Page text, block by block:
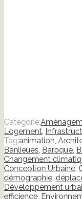
Catégorie:
Logement,
Tag:animation,
Banlieues, Baroque,
Changement
Conception Urbaine,
démographie,
Développement
efficience,